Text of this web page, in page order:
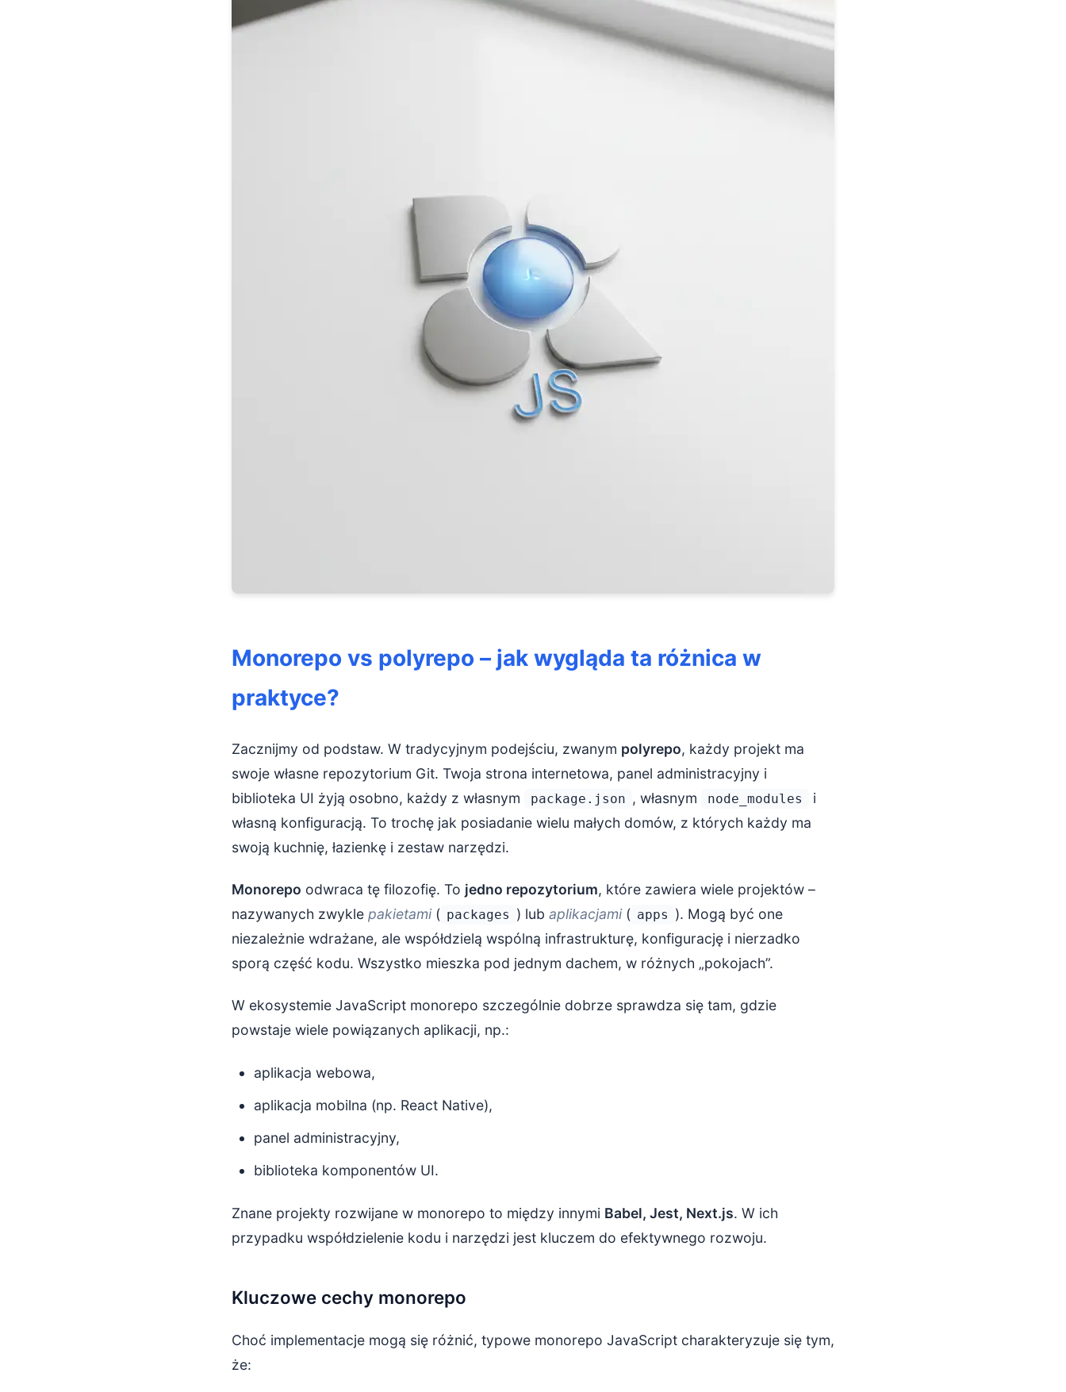
Yarn Workspaces / pnpm Workspaces – solidne fundamenty
Kiedy monorepo opłaca się w małym zespole frontendowym?
Podsumowanie – czy monorepo jest dla Twojego małego zespołu?
Monorepo vs polyrepo – jak wygląda ta różnica w
praktyce?
Zacznijmy od podstaw. W tradycyjnym podejściu, zwanym polyrepo, każdy projekt ma
swoje własne repozytorium Git. Twoja strona internetowa, panel administracyjny i
biblioteka UI żyją osobno, każdy z własnym
package.json , własnym node_modules
i
własną konfiguracją. To trochę jak posiadanie wielu małych domów, z których każdy ma
swoją kuchnię, łazienkę i zestaw narzędzi.
Monorepo odwraca tę filozofię. To jedno repozytorium, które zawiera wiele projektów –
nazywanych zwykle pakietami( packages ) lub aplikacjami( apps ). Mogą być one
niezależnie wdrażane, ale współdzielą wspólną infrastrukturę, konfigurację i nierzadko
sporą część kodu. Wszystko mieszka pod jednym dachem, w różnych „pokojach”.
W ekosystemie JavaScript monorepo szczególnie dobrze sprawdza się tam, gdzie
powstaje wiele powiązanych aplikacji, np.:
aplikacja webowa,
aplikacja mobilna (np. React Native),
panel administracyjny,
biblioteka komponentów UI.
Znane projekty rozwijane w monorepo to między innymi Babel, Jest, Next.js. W ich
przypadku współdzielenie kodu i narzędzi jest kluczem do efektywnego rozwoju.
Kluczowe cechy monorepo
Choć implementacje mogą się różnić, typowe monorepo JavaScript charakteryzuje się tym,
że: